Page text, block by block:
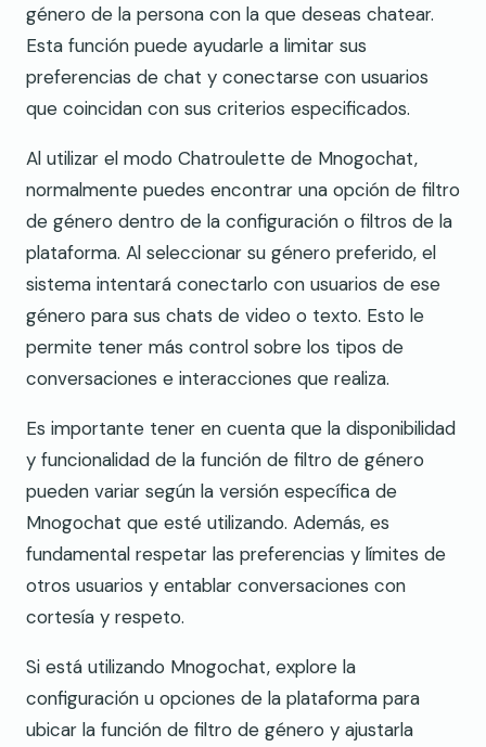
género de la persona con la que deseas chatear.
Esta función puede ayudarle a limitar sus
preferencias de chat y conectarse con usuarios
que coincidan con sus criterios especificados.
Al utilizar el modo Chatroulette de Mnogochat,
normalmente puedes encontrar una opción de filtro
de género dentro de la configuración o filtros de la
plataforma. Al seleccionar su género preferido, el
sistema intentará conectarlo con usuarios de ese
género para sus chats de video o texto. Esto le
permite tener más control sobre los tipos de
conversaciones e interacciones que realiza.
Es importante tener en cuenta que la disponibilidad
y funcionalidad de la función de filtro de género
pueden variar según la versión específica de
Mnogochat que esté utilizando. Además, es
fundamental respetar las preferencias y límites de
otros usuarios y entablar conversaciones con
cortesía y respeto.
Si está utilizando Mnogochat, explore la
configuración u opciones de la plataforma para
ubicar la función de filtro de género y ajustarla